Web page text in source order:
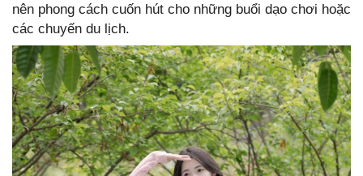
nên phong cách cuốn hút cho những buổi dạo chơi hoặc
các chuyến du lịch.